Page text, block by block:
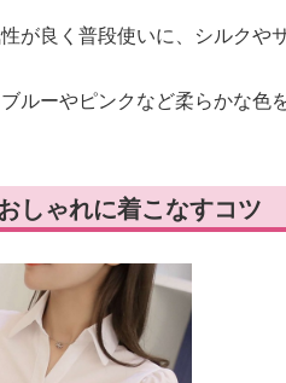
が良く普段使いに、シルク
ルーやピンクなど柔らかな色
しゃれに着こなすコツ